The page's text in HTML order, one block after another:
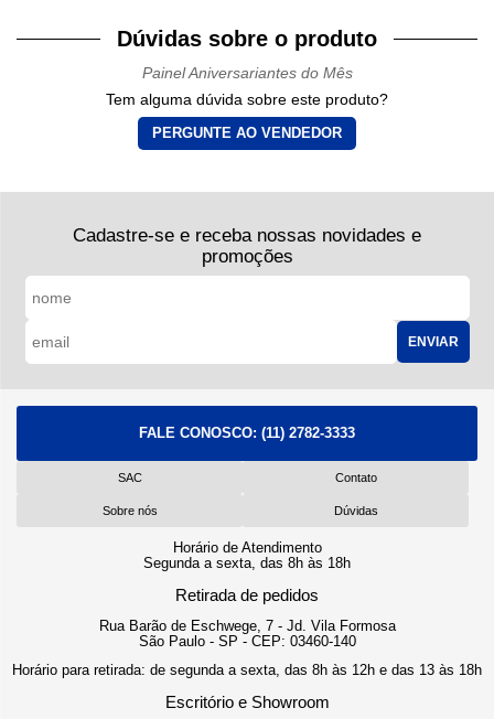
Dúvidas sobre o produto
Painel Aniversariantes do Mês
Tem alguma dúvida sobre este produto?
PERGUNTE AO VENDEDOR
Cadastre-se e receba nossas novidades e
promoções
ENVIAR
FALE CONOSCO: (11) 2782-3333
SAC Contato
Sobre nós Dúvidas
Horário de Atendimento
Segunda a sexta, das 8h às 18h
Retirada de pedidos
Rua Barão de Eschwege, 7 - Jd. Vila Formosa
São Paulo - SP - CEP: 03460-140
Horário para retirada: de segunda a sexta, das 8h às 12h e das 13 às 18h
Escritório e Showroom